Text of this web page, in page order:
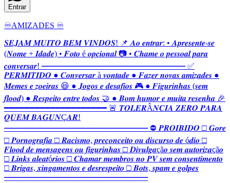
Entrar
♾️AMIZADES ♾️
𝑺𝑬𝑱𝑨𝑴 𝑴𝑼𝑰𝑻𝑶 𝑩𝑬𝑴 𝑽𝑰𝑵𝑫𝑶𝑺! 📌 𝑨𝒐 𝒆𝒏𝒕𝒓𝒂𝒓: • 𝑨𝒑𝒓𝒆𝒔𝒆𝒏𝒕𝒆-𝒔𝒆
(𝑵𝒐𝒎𝒆 + 𝑰𝒅𝒂𝒅𝒆) • 𝑭𝒐𝒕𝒐 é 𝒐𝒑𝒄𝒊𝒐𝒏𝒂𝒍 📷 • 𝑪𝒉𝒂𝒎𝒆 𝒐 𝒑𝒆𝒔𝒔𝒐𝒂𝒍 𝒑𝒂𝒓𝒂
𝒄𝒐𝒏𝒗𝒆𝒓𝒔𝒂𝒓! ━━━━━━━━━━━━━━━━━━━━ ✅
𝑷𝑬𝑹𝑴𝑰𝑻𝑰𝑫𝑶 ● 𝑪𝒐𝒏𝒗𝒆𝒓𝒔𝒂𝒓 à 𝒗𝒐𝒏𝒕𝒂𝒅𝒆 ● 𝑭𝒂𝒛𝒆𝒓 𝒏𝒐𝒗𝒂𝒔 𝒂𝒎𝒊𝒛𝒂𝒅𝒆𝒔 ●
𝑴𝒆𝒎𝒆𝒔 𝒆 𝒛𝒐𝒆𝒊𝒓𝒂𝒔 😆 ● 𝑱𝒐𝒈𝒐𝒔 𝒆 𝒅𝒆𝒔𝒂𝒇𝒊𝒐𝒔 🎮 ● 𝑭𝒊𝒈𝒖𝒓𝒊𝒏𝒉𝒂𝒔 (𝒔𝒆𝒎
𝒇𝒍𝒐𝒐𝒅) ● 𝑹𝒆𝒔𝒑𝒆𝒊𝒕𝒐 𝒆𝒏𝒕𝒓𝒆 𝒕𝒐𝒅𝒐𝒔 🤝 ● 𝑩𝒐𝒎 𝒉𝒖𝒎𝒐𝒓 𝒆 𝒎𝒖𝒊𝒕𝒂 𝒓𝒆𝒔𝒆𝒏𝒉𝒂 🎉
━━━━━━━━━━━━━━━━━━━━ 🚨 𝑻𝑶𝑳𝑬𝑹Â𝑵𝑪𝑰𝑨 𝒁𝑬𝑹𝑶 𝑷𝑨𝑹𝑨
𝑸𝑼𝑬𝑴 𝑩𝑨𝑮𝑼𝑵Ç𝑨𝑹!
━━━━━━━━━━━━━━━━━━━━ ⛔ 𝑷𝑹𝑶𝑰𝑩𝑰𝑫𝑶 □ 𝑮𝒐𝒓𝒆
□ 𝑷𝒐𝒓𝒏𝒐𝒈𝒓𝒂𝒇𝒊𝒂 □ 𝑹𝒂𝒄𝒊𝒔𝒎𝒐, 𝒑𝒓𝒆𝒄𝒐𝒏𝒄𝒆𝒊𝒕𝒐 𝒐𝒖 𝒅𝒊𝒔𝒄𝒖𝒓𝒔𝒐 𝒅𝒆 ó𝒅𝒊𝒐 □
𝑭𝒍𝒐𝒐𝒅 𝒅𝒆 𝒎𝒆𝒏𝒔𝒂𝒈𝒆𝒏𝒔 𝒐𝒖 𝒇𝒊𝒈𝒖𝒓𝒊𝒏𝒉𝒂𝒔 □ 𝑫𝒊𝒗𝒖𝒍𝒈𝒂çã𝒐 𝒔𝒆𝒎 𝒂𝒖𝒕𝒐𝒓𝒊𝒛𝒂çã𝒐
□ 𝑳𝒊𝒏𝒌𝒔 𝒂𝒍𝒆𝒂𝒕ó𝒓𝒊𝒐𝒔 □ 𝑪𝒉𝒂𝒎𝒂𝒓 𝒎𝒆𝒎𝒃𝒓𝒐𝒔 𝒏𝒐 𝑷𝑽 𝒔𝒆𝒎 𝒄𝒐𝒏𝒔𝒆𝒏𝒕𝒊𝒎𝒆𝒏𝒕𝒐
□ 𝑩𝒓𝒊𝒈𝒂𝒔, 𝒙𝒊𝒏𝒈𝒂𝒎𝒆𝒏𝒕𝒐𝒔 𝒆 𝒅𝒆𝒔𝒓𝒆𝒔𝒑𝒆𝒊𝒕𝒐 □ 𝑩𝒐𝒕𝒔, 𝒔𝒑𝒂𝒎 𝒆 𝒈𝒐𝒍𝒑𝒆𝒔
━━━━━━━━━━━━━━━━━━━━